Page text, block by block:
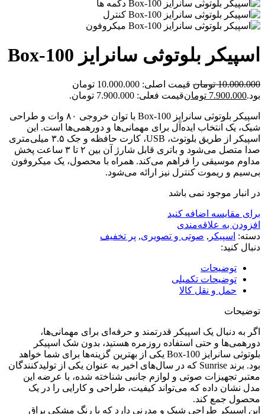
اسپیکر بلوتوثی سانرایز Box-100
10.000.000 تومان
قیمت اصلی: 10.000.000 تومان
بود.7.900.000 تومانقیمت فعلی: 7.900.000 تومان.
اسپیکر بلوتوثی سانرایز Box-100 با توان خروجی ۸۰ وات و طراحی
شیک، یک انتخاب ایده‌آل برای مهمانی‌ها و دورهمی‌ها است. این
اسپیکر از طریق بلوتوث، USB، کارت حافظه و جک ۳.۵ میلی‌متری
صدا متصل می‌شود و باتری قابل شارژ آن بین ۲ تا ۳ ساعت پخش
مداوم موسیقی را فراهم می‌کند. همراه با محصول، یک میکروفون
بی‌سیم و ریموت کنترل نیز ارائه می‌شود.
در انبار موجود نمی باشد
برای مقایسه اضافه کنید
افزودن به علاقه‌مندی
دسته: اسپیکر , صوتی و تصویری, پر تخفیف
دنبال کنید:
توضیحات
توضیحات تکمیلی
حمل و نقل کالا
توضیحات
اگر به دنبال یک اسپیکر قدرتمند و حرفه‌ای برای مهمانی‌ها،
دورهمی‌ها و حتی استفاده روزمره هستید، بدون شک اسپیکر
بلوتوثی سانرایز Box-100 یکی از بهترین گزینه‌ها برای شما خواهد
بود. برند Sunrise که در سال‌های اخیر به عنوان یکی از تولیدکنندگان
معتبر تجهیزات صوتی و لوازم جانبی شناخته شده، با عرضه این
مدل نشان داده که می‌تواند کیفیت، طراحی و کارایی را در یک
محصول جمع کند.
این اسپیکر طراحی شیک و مدرنی دارد که با رنگ مشکی براق